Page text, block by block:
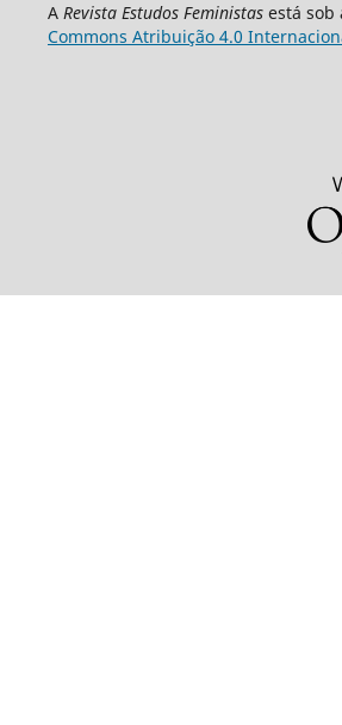
A Revista Estudos Feministasestá sob
Commons Atribuição 4.0